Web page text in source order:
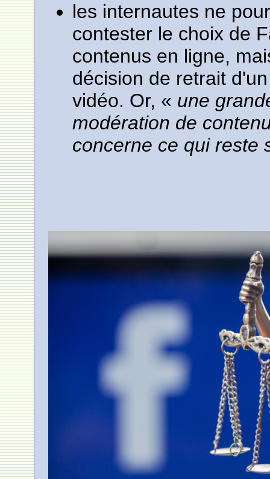
les internautes ne
contester le choix de
contenus en ligne,
décision de retrait
vidéo. Or, « une
modération de
concerne ce qui reste